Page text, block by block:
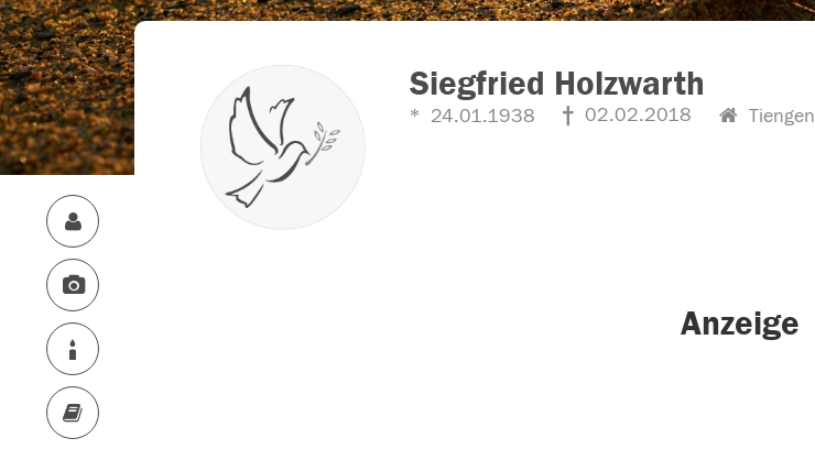
Siegfried Holzwarth
24.01.1938 02.02.2018 Tiengen
Anzeige